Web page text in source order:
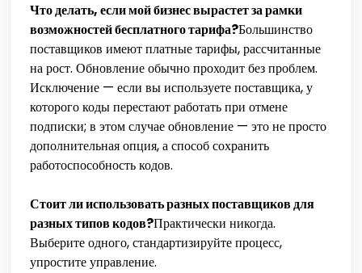
Что делать, если мой бизнес вырастет за рамки
возможностей бесплатного тарифа?Большинство
поставщиков имеют платные тарифы, рассчитанные
на рост. Обновление обычно проходит без проблем.
Исключение — если вы используете поставщика, у
которого коды перестают работать при отмене
подписки; в этом случае обновление — это не просто
дополнительная опция, а способ сохранить
работоспособность кодов.
Стоит ли использовать разных поставщиков для
разных типов кодов?Практически никогда.
Выберите одного, стандартизируйте процесс,
упростите управление.